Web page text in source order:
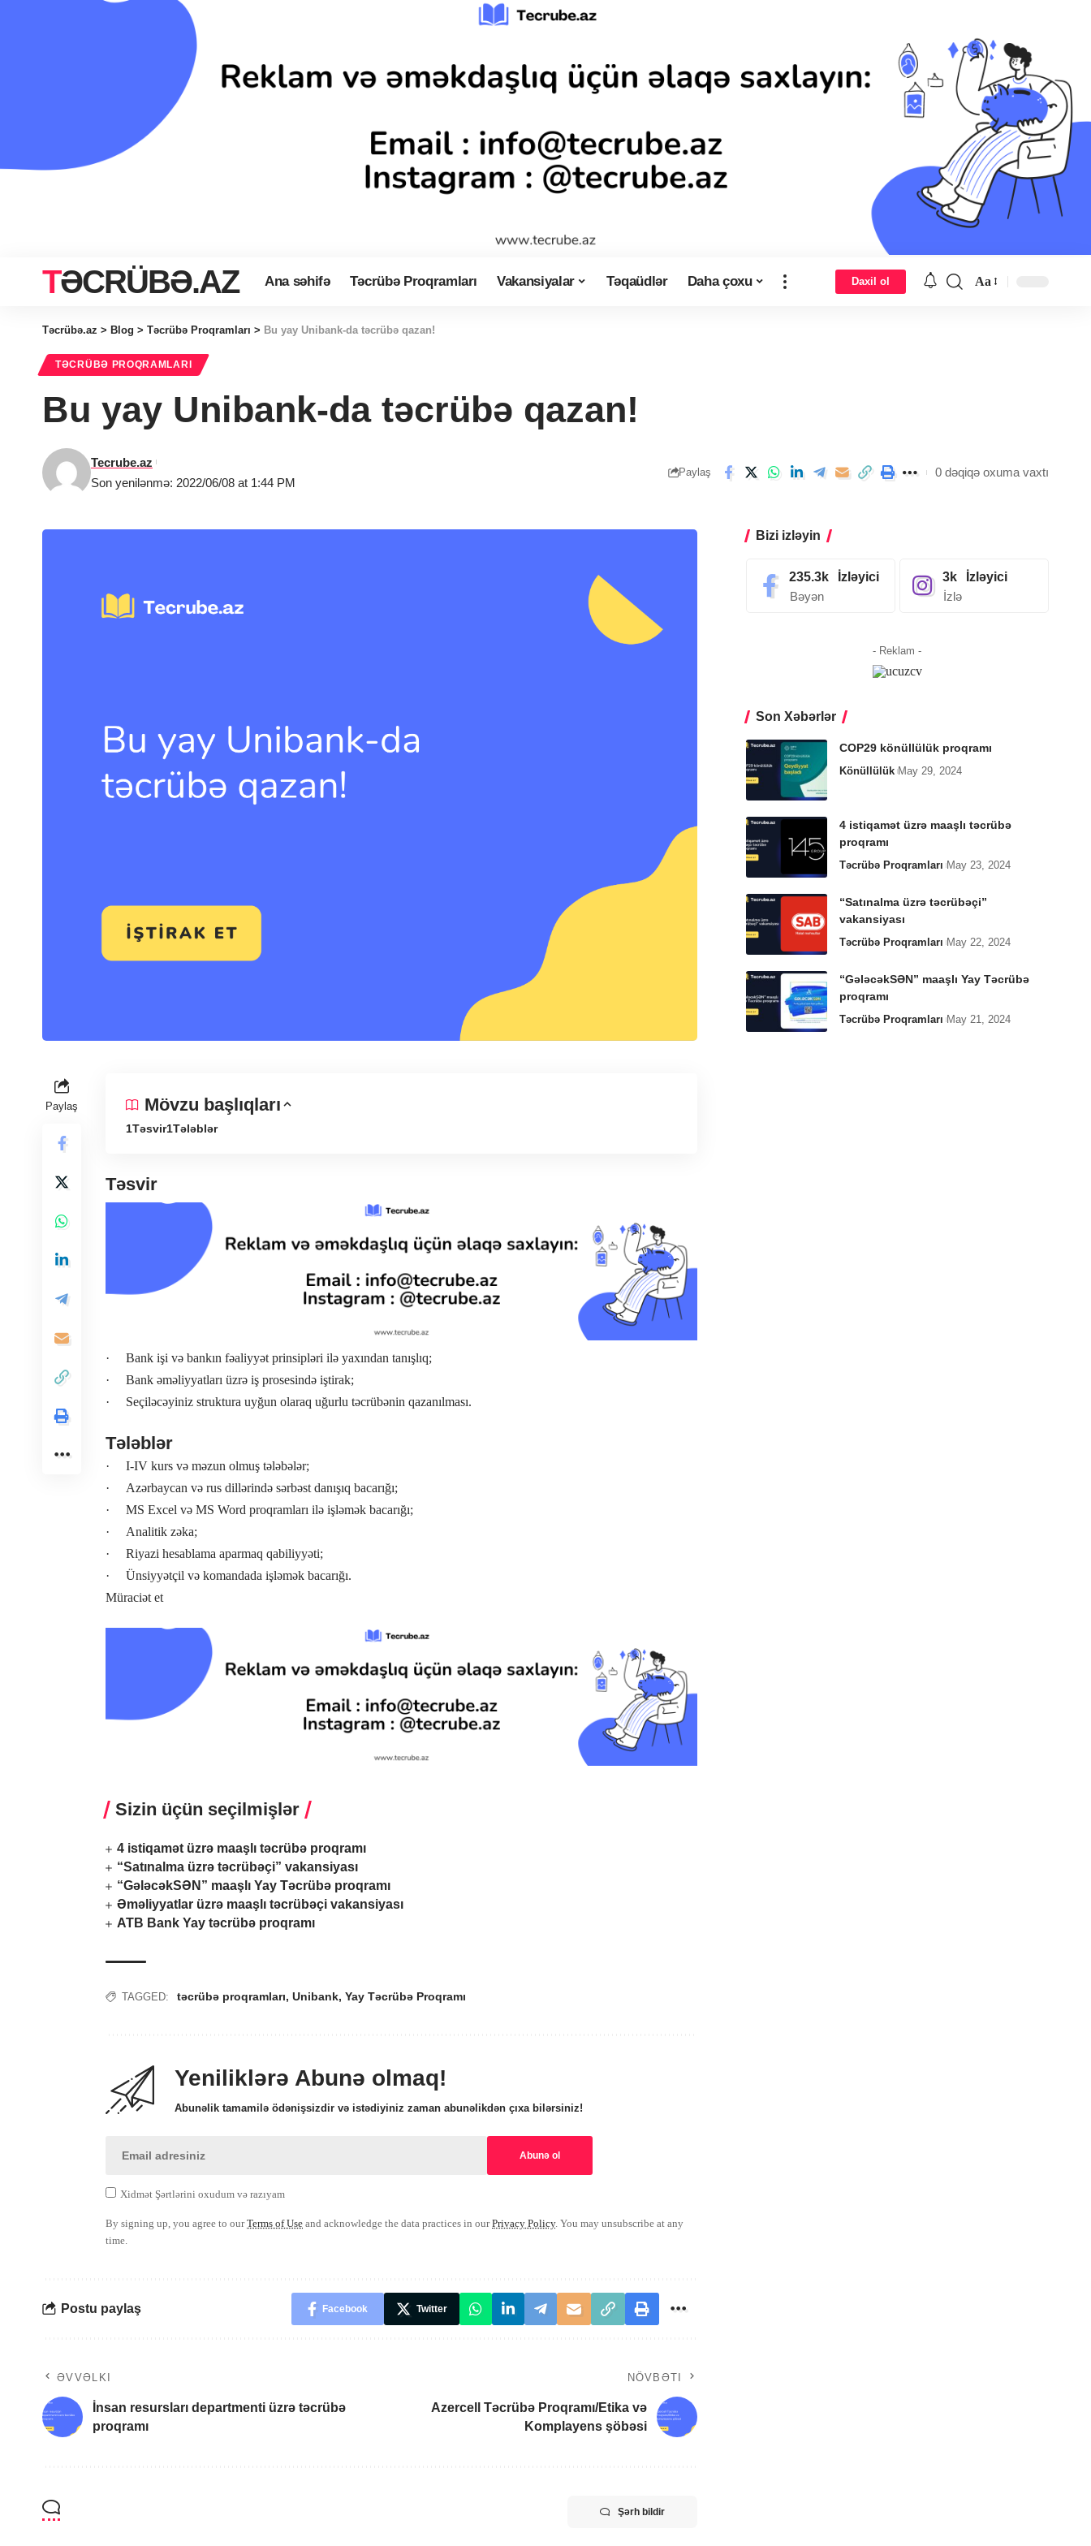
TƏCRÜBƏ.AZ Ana səhifə Təcrübə Proqramları Vakansiyalar Təqaüdlər Daha çoxu Daxil ol Aa
Təcrübə.az > Blog > Təcrübə Proqramları > Bu yay Unibank-da təcrübə qazan!
TƏCRÜBƏ PROQRAMLARI
Bu yay Unibank-da təcrübə qazan!
Son yenilənmə: 2022/06/08 at 1:44 PM
Tecrube.az
Paylaş 0 dəqiqə oxuma vaxtı
Paylaş Mövzu başlıqları
Təsvir Tələblər
Təsvir
· Bank işi və bankın fəaliyyət prinsipləri ilə yaxından tanışlıq;
· Bank əməliyyatları üzrə iş prosesində iştirak;
· Seçiləcəyiniz struktura uyğun olaraq uğurlu təcrübənin qazanılması.
Tələblər
· I-IV kurs və məzun olmuş tələbələr;
· Azərbaycan və rus dillərində sərbəst danışıq bacarığı;
· MS Excel və MS Word proqramları ilə işləmək bacarığı;
· Analitik zəka;
· Riyazi hesablama aparmaq qabiliyyəti;
· Ünsiyyətçil və komandada işləmək bacarığı.
Müraciət et
Sizin üçün seçilmişlər
4 istiqamət üzrə maaşlı təcrübə proqramı
“Satınalma üzrə təcrübəçi” vakansiyası
“GələcəkSƏN” maaşlı Yay Təcrübə proqramı
Əməliyyatlar üzrə maaşlı təcrübəçi vakansiyası
ATB Bank Yay təcrübə proqramı
TAGGED: təcrübə proqramları, Unibank, Yay Təcrübə Proqramı
Yeniliklərə Abunə olmaq!
Abunəlik tamamilə ödənişsizdir və istədiyiniz zaman abunəlikdən çıxa bilərsiniz!
Xidmət Şərtlərini oxudum və razıyam
By signing up, you agree to ourTerms of Use and acknowledge the data practices in ourPrivacy Policy. You may unsubscribe at any
time.
Postu paylaş Facebook Twitter
ƏVVƏLKI
İnsan resursları departmenti üzrə təcrübə
proqramı
NÖVBƏTI
Azercell Təcrübə Proqramı/Etika və
Komplayens şöbəsi
Şərh bildir
Bizi izləyin
235.3k İzləyici
Bəyən
3k İzləyici
İzlə
- Reklam -
Son Xəbərlər
COP29 könüllülük proqramı
Könüllülük May 29, 2024
4 istiqamət üzrə maaşlı təcrübə
proqramı
Təcrübə Proqramları May 23, 2024
“Satınalma üzrə təcrübəçi”
vakansiyası
Təcrübə Proqramları May 22, 2024
“GələcəkSƏN” maaşlı Yay Təcrübə
proqramı
Təcrübə Proqramları May 21, 2024